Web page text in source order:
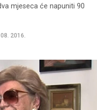
mjeseca će napuniti 90
2016.